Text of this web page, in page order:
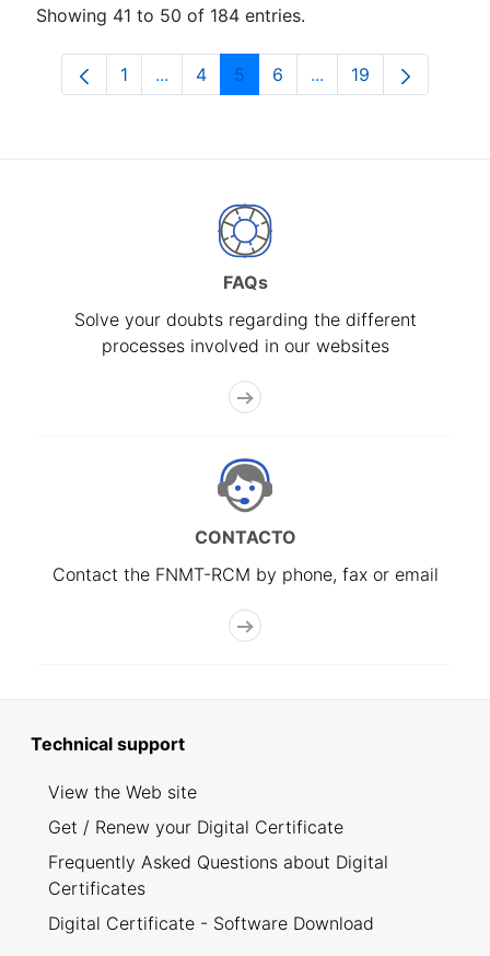
Showing 41 to 50 of 184 entries.
Page
1 ...Intermediate Pages Use TAB to
Page
4 Page
5 Page
6 ...Intermediate Pages
Page
19
FAQs
Solve your doubts regarding the different
processes involved in our websites
CONTACTO
Contact the FNMT-RCM by phone, fax or email
Technical support
View the Web site
Get / Renew your Digital Certificate
Frequently Asked Questions about Digital
Certificates
Digital Certificate - Software Download